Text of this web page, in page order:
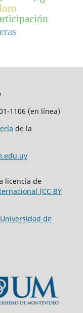
1106 (en línea)
de la
licencia de
(CC BY
de